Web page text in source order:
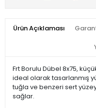
Ürün Açıklaması
Frt Borulu Dübel 8x75,
ideal olarak tasarlanmış
tuğla ve benzeri sert
sağlar.